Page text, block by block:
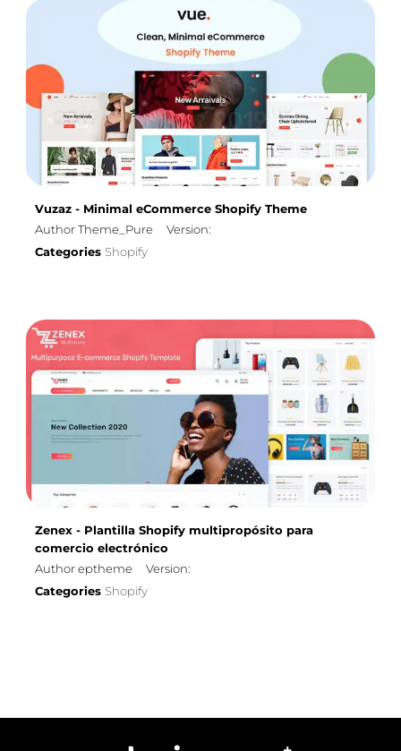
Vuzaz - Minimal eCommerce Shopify Theme
Author Theme_Pure
Version:
Categories Shopify
Zenex - Plantilla Shopify multipropósito para
comercio electrónico
Author eptheme
Version:
Categories Shopify